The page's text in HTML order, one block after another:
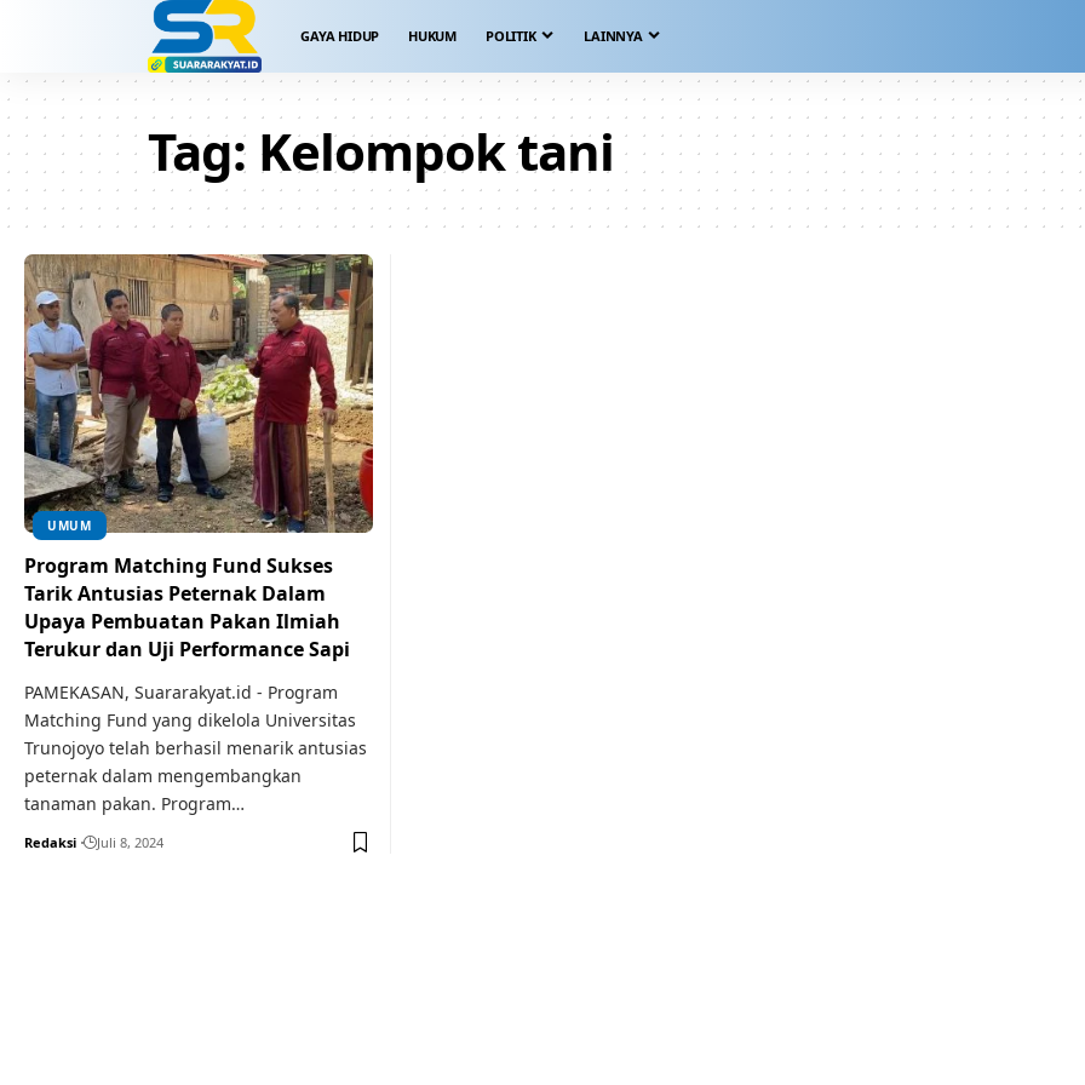
GAYA HIDUP HUKUM POLITIK LAINNYA
Tag: Kelompok tani
UMUM
Program Matching Fund Sukses
Tarik Antusias Peternak Dalam
Upaya Pembuatan Pakan Ilmiah
Terukur dan Uji Performance Sapi
PAMEKASAN, Suararakyat.id - Program
Matching Fund yang dikelola Universitas
Trunojoyo telah berhasil menarik antusias
peternak dalam mengembangkan
tanaman pakan. Program…
Redaksi Juli 8, 2024